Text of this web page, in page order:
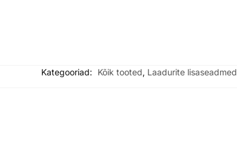
Kategooriad: Kõik tooted, Laadurite lisaseadmed